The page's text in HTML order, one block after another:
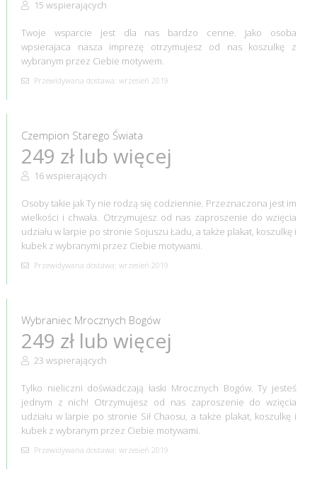
15 wspierających
Twoje wsparcie jest dla nas bardzo cenne. Jako osoba
wpsierajaca nasza imprezę otrzymujesz od nas koszulkę z
wybranym przez Ciebie motywem.
Przewidywana dostawa: wrzesień 2019
Czempion Starego Świata
249 zł lub więcej
16 wspierających
Osoby takie jak Ty nie rodzą się codziennie. Przeznaczona jest im
wielkości i chwała. Otrzymujesz od nas zaproszenie do wzięcia
udziału w larpie po stronie Sojuszu Ładu, a także plakat, koszulkę i
kubek z wybranymi przez Ciebie motywami.
Przewidywana dostawa: wrzesień 2019
Wybraniec Mrocznych Bogów
249 zł lub więcej
23 wspierających
Tylko nieliczni doświadczają łaski Mrocznych Bogów. Ty jesteś
jednym z nich! Otrzymujesz od nas zaproszenie do wzięcia
udziału w larpie po stronie Sił Chaosu, a także plakat, koszulkę i
kubek z wybranym przez Ciebie motywami.
Przewidywana dostawa: wrzesień 2019